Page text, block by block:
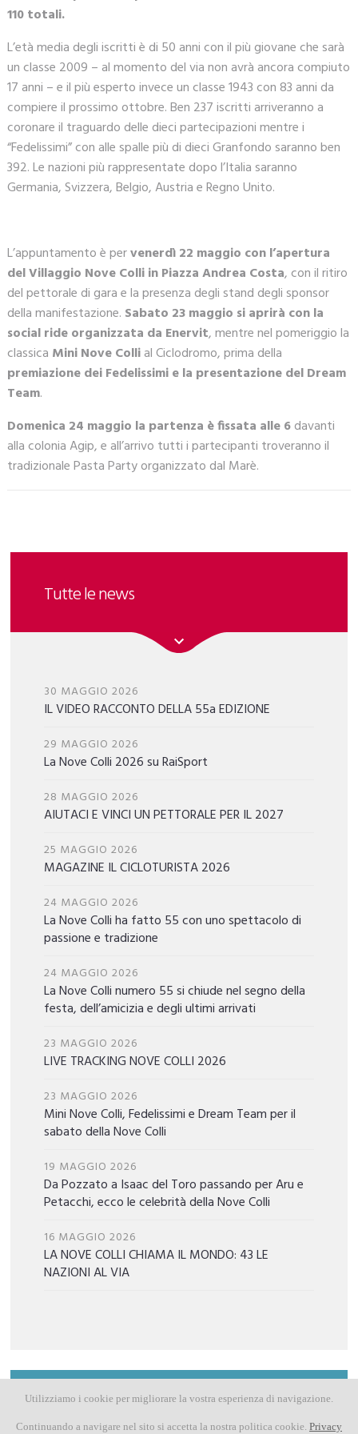
Utilizziamo i cookie per migliorare la vostra esperienza di navigazione.
Continuando a navigare nel sito si accetta la nostra politica cookie. Privacy
Tutte le news
30 MAGGIO 2026
IL VIDEO RACCONTO DELLA 55a EDIZIONE
29 MAGGIO 2026
La Nove Colli 2026 su RaiSport
28 MAGGIO 2026
AIUTACI E VINCI UN PETTORALE PER IL 2027
25 MAGGIO 2026
MAGAZINE IL CICLOTURISTA 2026
24 MAGGIO 2026
La Nove Colli ha fatto 55 con uno spettacolo di
passione e tradizione
24 MAGGIO 2026
La Nove Colli numero 55 si chiude nel segno della
festa, dell’amicizia e degli ultimi arrivati
23 MAGGIO 2026
LIVE TRACKING NOVE COLLI 2026
23 MAGGIO 2026
Mini Nove Colli, Fedelissimi e Dream Team per il
sabato della Nove Colli
19 MAGGIO 2026
Da Pozzato a Isaac del Toro passando per Aru e
Petacchi, ecco le celebrità della Nove Colli
16 MAGGIO 2026
LA NOVE COLLI CHIAMA IL MONDO: 43 LE
NAZIONI AL VIA
Comunicati ufficiali
110 totali.
L’età media degli iscritti è di 50 anni con il più giovane che sarà
un classe 2009 – al momento del via non avrà ancora compiuto
17 anni – e il più esperto invece un classe 1943 con 83 anni da
compiere il prossimo ottobre. Ben 237 iscritti arriveranno a
coronare il traguardo delle dieci partecipazioni mentre i
“Fedelissimi” con alle spalle più di dieci Granfondo saranno ben
392. Le nazioni più rappresentate dopo l’Italia saranno
Germania, Svizzera, Belgio, Austria e Regno Unito.
L’appuntamento è pervenerdì 22 maggio con l’apertura
del Villaggio Nove Colli in Piazza Andrea Costa, con il ritiro
del pettorale di gara e la presenza degli stand degli sponsor
della manifestazione. Sabato 23 maggio si aprirà con la
social ride organizzata da Enervit, mentre nel pomeriggio la
classica Mini Nove Collial Ciclodromo, prima della
premiazione dei Fedelissimi e la presentazione del Dream
Team.
Domenica 24 maggio la partenza è fissata alle 6davanti
alla colonia Agip, e all’arrivo tutti i partecipanti troveranno il
tradizionale Pasta Party organizzato dal Marè.